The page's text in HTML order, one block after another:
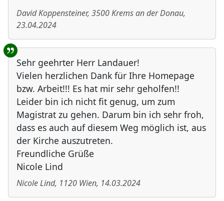
David Koppensteiner, 3500Krems an der Donau,
23.04.2024
Sehr geehrter Herr Landauer!
Vielen herzlichen Dank für Ihre Homepage
bzw. Arbeit!!! Es hat mir sehr geholfen!!
Leider bin ich nicht fit genug, um zum
Magistrat zu gehen. Darum bin ich sehr froh,
dass es auch auf diesem Weg möglich ist, aus
der Kirche auszutreten.
Freundliche Grüße
Nicole Lind
Nicole Lind, 1120 Wien, 14.03.2024